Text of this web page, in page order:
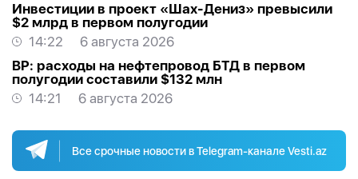
Инвестиции в проект «Шах-Дениз» превысили
$2 млрд в первом полугодии
14:22
6 августа 2026
BP: расходы на нефтепровод БТД в первом
полугодии составили $132 млн
14:21
6 августа 2026
Все срочные новости в Telegram-канале Vesti.az